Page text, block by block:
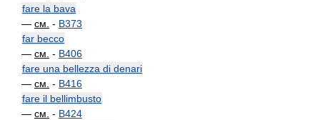
fare la bava
— см. - B373
far becco
— см. - B406
fare una bellezza di denari
— см. - B416
fare il bellimbusto
— см. - B424